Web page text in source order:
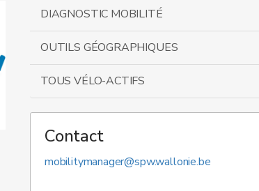
DIAGNOSTIC MOBILITÉ
OUTILS GÉOGRAPHIQUES
TOUS VÉLO-ACTIFS
Contact
mobilitymanager@spw.wallonie.be